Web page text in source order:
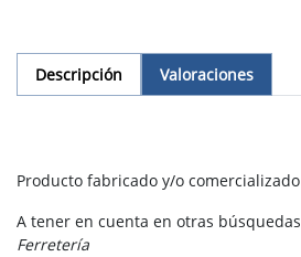
Descripción Valoraciones
Producto fabricado y/o
A tener en cuenta en otras
Ferretería